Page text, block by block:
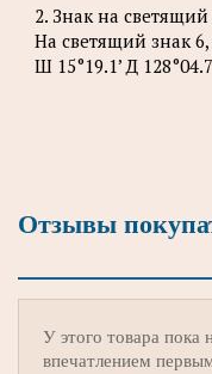
2. Знак на
Ha светящий знак
Ш 15°19.1’ Д
Отзывы
У этого товара пока
впечатлением